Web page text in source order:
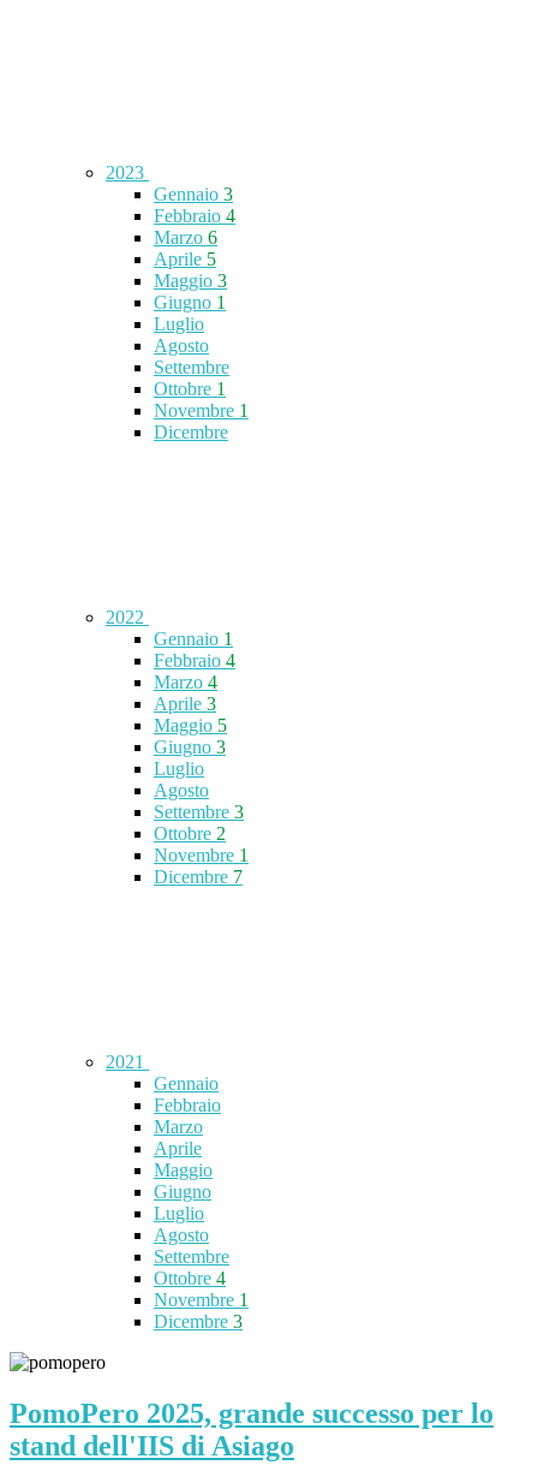
2023
Gennaio 3
Febbraio 4
Marzo 6
Aprile 5
Maggio 3
Giugno 1
Luglio
Agosto
Settembre
Ottobre 1
Novembre 1
Dicembre
2022
Gennaio 1
Febbraio 4
Marzo 4
Aprile 3
Maggio 5
Giugno 3
Luglio
Agosto
Settembre 3
Ottobre 2
Novembre 1
Dicembre 7
2021
Gennaio
Febbraio
Marzo
Aprile
Maggio
Giugno
Luglio
Agosto
Settembre
Ottobre 4
Novembre 1
Dicembre 3
PomoPero 2025, grande successo per lo
stand dell'IIS di Asiago